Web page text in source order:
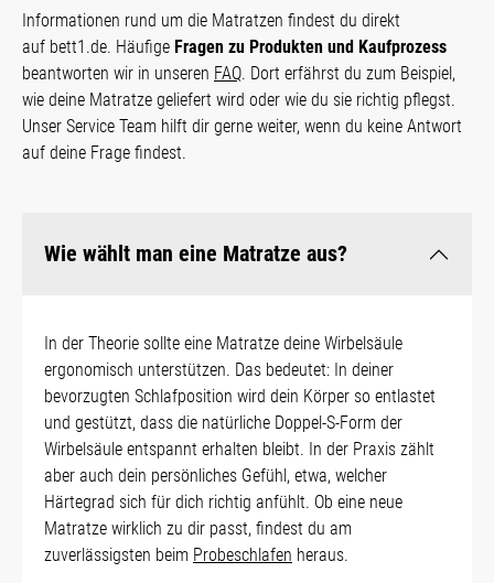
Informationen rund um die Matratzen findest du direkt
auf bett1.de. Häufige Fragen zu Produkten und Kaufprozess
beantworten wir in unseren FAQ. Dort erfährst du zum Beispiel,
wie deine Matratze geliefert wird oder wie du sie richtig pflegst.
Unser Service Team hilft dir gerne weiter, wenn du keine Antwort
auf deine Frage findest.
Wie wählt man eine Matratze aus?
In der Theorie sollte eine Matratze deine Wirbelsäule
ergonomisch unterstützen. Das bedeutet: In deiner
bevorzugten Schlafposition wird dein Körper so entlastet
und gestützt, dass die natürliche Doppel-S-Form der
Wirbelsäule entspannt erhalten bleibt. In der Praxis zählt
aber auch dein persönliches Gefühl, etwa, welcher
Härtegrad sich für dich richtig anfühlt. Ob eine neue
Matratze wirklich zu dir passt, findest du am
zuverlässigsten beim Probeschlafen heraus.